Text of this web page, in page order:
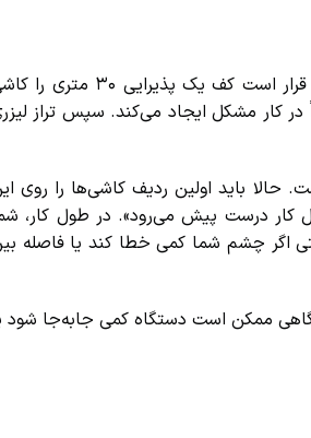
برای اینکه آموزش خط تراز کاشی کاری کف را درک کنید، بیایید یک سناریوی واقعی را تصور کنیم. شما قرار است کف یک پذیرایی ۳۰ متری را کاشی
کار مشکل ایجاد می‌کند. سپس تراز لیزری
باید اولین ردیف کاشی‌ها را روی این
کار درست پیش می‌رود». در طول کار، شما
اگر چشم شما کمی خطا کند یا فاصله بین
ممکن است دستگاه کمی جابه‌جا شود یا